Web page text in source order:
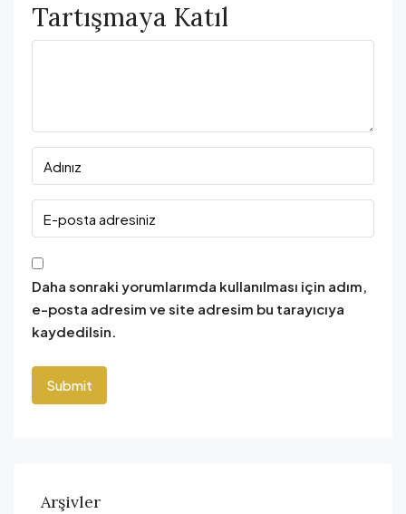
Tartışmaya Katıl
Daha sonraki yorumlarımda kullanılması için adım,
e-posta adresim ve site adresim bu tarayıcıya
kaydedilsin.
Arşivler